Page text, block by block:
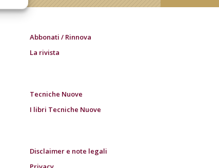
Abbonati / Rinnova
La rivista
Tecniche Nuove
I libri Tecniche Nuove
Disclaimer e note legali